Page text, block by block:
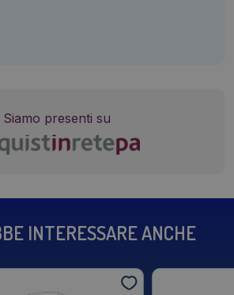
Siamo presenti su
INTERESSARE ANCHE